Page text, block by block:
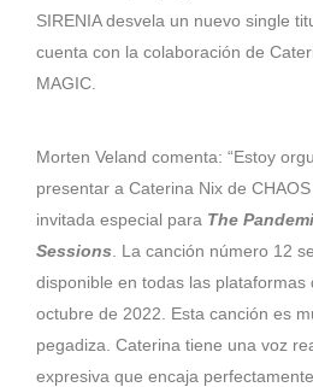
SIRENIA desvela un nuevo single
cuenta con la colaboración de
MAGIC.
Morten Veland comenta: “Estoy
presentar a Caterina Nix de
invitada especial para The
Sessions . La canción número 12
disponible en todas las
octubre de 2022. Esta canción es
pegadiza. Caterina tiene una voz
expresiva que encaja